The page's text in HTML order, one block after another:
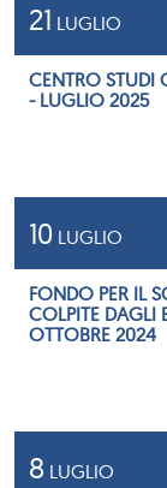
21 LUGLIO
CENTRO STUDI
- LUGLIO 2025
10 LUGLIO
FONDO PER IL
COLPITE DAGLI
OTTOBRE 2024
8 LUGLIO